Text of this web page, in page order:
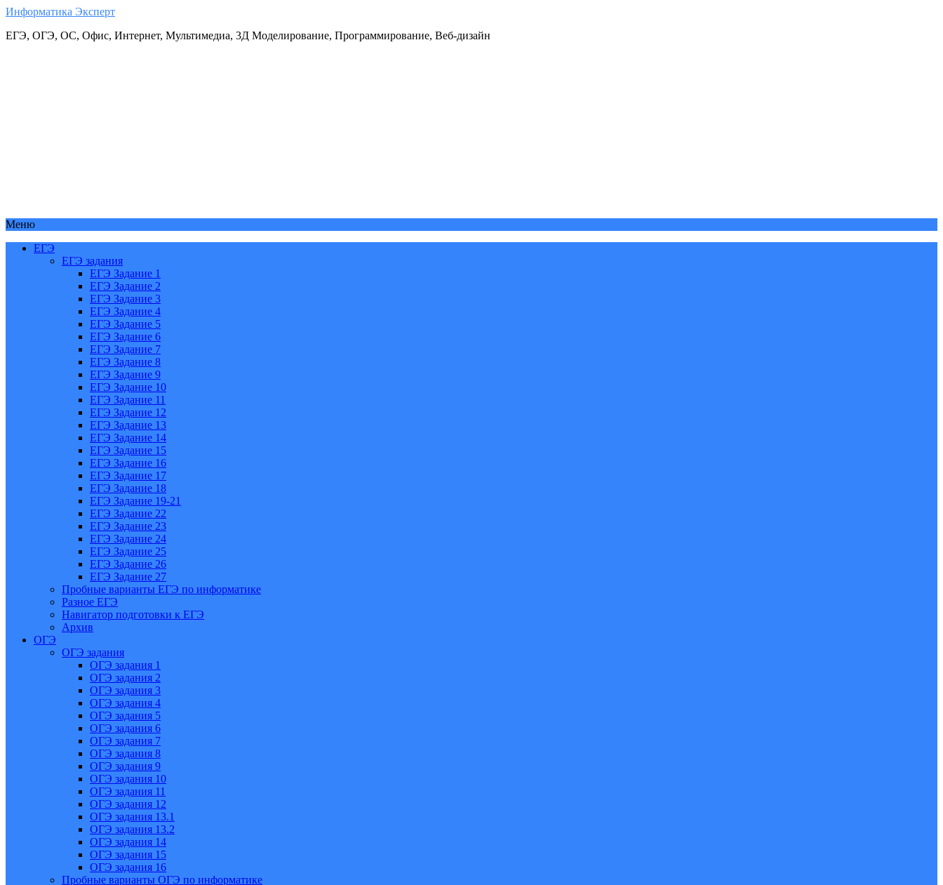
Информатика Эксперт
ЕГЭ, ОГЭ, ОС, Офис, Интернет, Мультимедиа, 3Д Моделирование, Программирование, Веб-дизайн
Меню
ЕГЭ
ЕГЭ задания
ЕГЭ Задание 1
ЕГЭ Задание 2
ЕГЭ Задание 3
ЕГЭ Задание 4
ЕГЭ Задание 5
ЕГЭ Задание 6
ЕГЭ Задание 7
ЕГЭ Задание 8
ЕГЭ Задание 9
ЕГЭ Задание 10
ЕГЭ Задание 11
ЕГЭ Задание 12
ЕГЭ Задание 13
ЕГЭ Задание 14
ЕГЭ Задание 15
ЕГЭ Задание 16
ЕГЭ Задание 17
ЕГЭ Задание 18
ЕГЭ Задание 19-21
ЕГЭ Задание 22
ЕГЭ Задание 23
ЕГЭ Задание 24
ЕГЭ Задание 25
ЕГЭ Задание 26
ЕГЭ Задание 27
Пробные варианты ЕГЭ по информатике
Разное ЕГЭ
Навигатор подготовки к ЕГЭ
Архив
ОГЭ
ОГЭ задания
ОГЭ задания 1
ОГЭ задания 2
ОГЭ задания 3
ОГЭ задания 4
ОГЭ задания 5
ОГЭ задания 6
ОГЭ задания 7
ОГЭ задания 8
ОГЭ задания 9
ОГЭ задания 10
ОГЭ задания 11
ОГЭ задания 12
ОГЭ задания 13.1
ОГЭ задания 13.2
ОГЭ задания 14
ОГЭ задания 15
ОГЭ задания 16
Пробные варианты ОГЭ по информатике